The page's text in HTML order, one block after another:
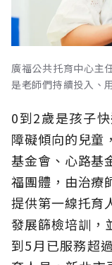
廣福公共托育中心主
是老師們持續投入、
0到2歲是孩子
障礙傾向的兒童
基金會、心路基
福團體，由治療
提供第一線托育
發展篩檢培訓，
到5月已服務超